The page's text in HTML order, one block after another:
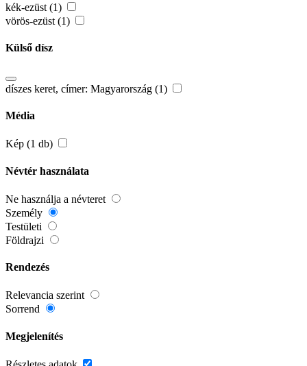
kék-ezüst (1)
vörös-ezüst (1)
Külső dísz
díszes keret, címer: Magyarország (1)
Média
Kép (1 db)
Névtér használata
Ne használja a névteret
Személy
Testületi
Földrajzi
Rendezés
Relevancia szerint
Sorrend
Megjelenítés